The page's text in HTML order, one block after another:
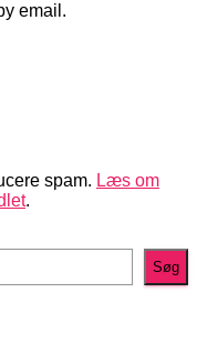
email.
spam. Læs om
.
Søg